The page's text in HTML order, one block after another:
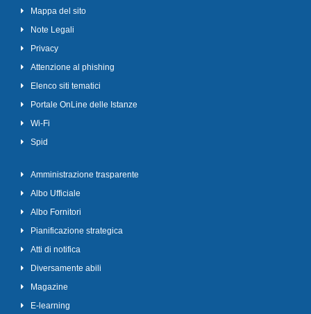
Mappa del sito
Note Legali
Privacy
Attenzione al phishing
Elenco siti tematici
Portale OnLine delle Istanze
Wi-Fi
Spid
Amministrazione trasparente
Albo Ufficiale
Albo Fornitori
Pianificazione strategica
Atti di notifica
Diversamente abili
Magazine
E-learning